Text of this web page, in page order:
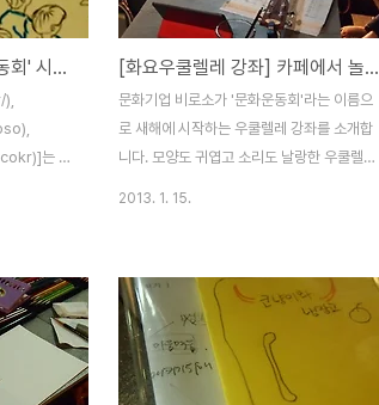
비로소 문화강좌 '문화운동회' 시작해요~
는 문
하였답니
연계나 상
가 그 예입
벗어나 편
[화요우쿨렐레 강좌] 카페에서 놀며, 배우며
문화기업 비로소가 '문화운동회'라는 이름으
로 새해에 시작하는 우쿨렐레 강좌를 소개합
니다. 모양도 귀엽고 소리도 날랑한 우쿨렐레
는 떼창이 연주와 즐김의 묘미라는 걸 아시는
지요~ ^^ 날 풀리면 함께 소풍도 가고 작은
연주회 공연도 만들어 가면서 즐거운 봄을 기
다려보시죠! 8주에 걸쳐 진행되는 이 강좌 중
2013. 1. 15.